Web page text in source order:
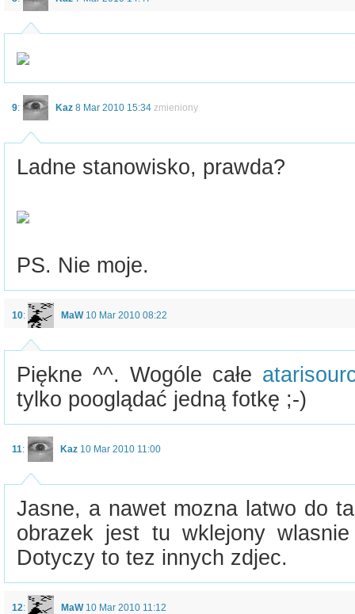
9: Kaz 8 Mar 2010 15:34 zmieniony
Ladne stanowisko, prawda?
PS. Nie moje.
10: MaW 10 Mar 2010 08:22
Piękne ^^. Wogóle całe
tylko pooglądać jedną fotkę ;-)
11: Kaz 10 Mar 2010 11:00
Jasne, a nawet mozna latwo do
obrazek jest tu wklejony
Dotyczy to tez innych zdjec.
12: MaW 10 Mar 2010 11:12